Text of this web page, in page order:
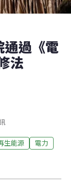
過《電
法
生能源 電力